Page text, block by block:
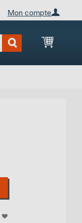
Mon compte
Mon